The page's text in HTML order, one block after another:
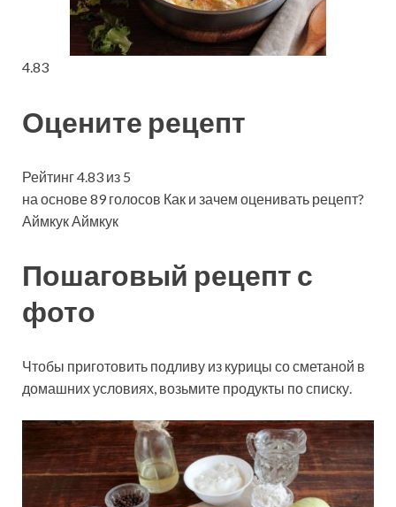
4.83
Оцените рецепт
Рейтинг 4.83 из 5
на основе 89 голосов Как и зачем оценивать рецепт?
Аймкук Аймкук
Пошаговый рецепт с
фото
Чтобы приготовить подливу из курицы со сметаной в
домашних условиях, возьмите продукты по списку.